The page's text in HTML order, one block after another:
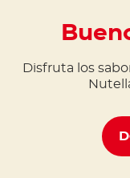
Disfruta los